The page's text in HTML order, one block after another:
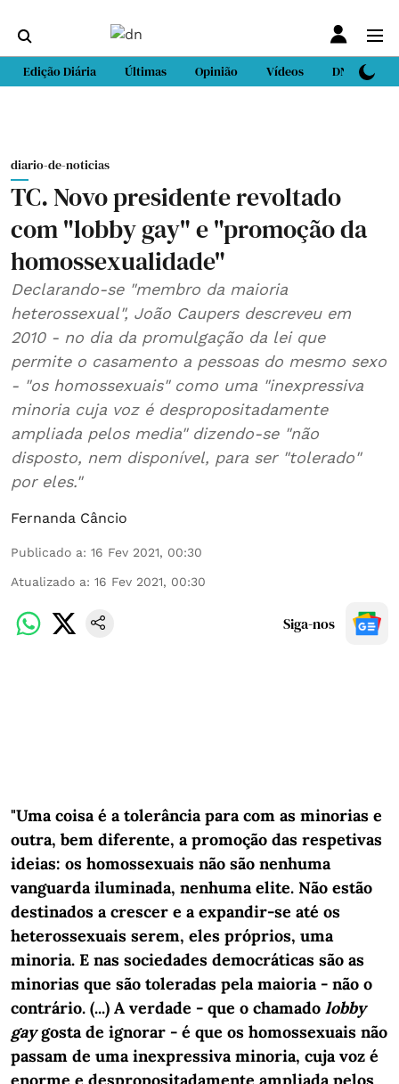
Edição Diária Últimas Opinião Vídeos DN Sport
diario-de-noticias
TC. Novo presidente revoltado
com "lobby gay" e "promoção da
homossexualidade"
Declarando-se "membro da maioria
heterossexual", João Caupers descreveu em
2010 - no dia da promulgação da lei que
permite o casamento a pessoas do mesmo sexo
- "os homossexuais" como uma "inexpressiva
minoria cuja voz é despropositadamente
ampliada pelos media" dizendo-se "não
disposto, nem disponível, para ser "tolerado"
por eles."
Fernanda Câncio
Publicado a: 16 Fev 2021, 00:30
Atualizado a: 16 Fev 2021, 00:30
Siga-nos
"Uma coisa é a tolerância para com as minorias e
outra, bem diferente, a promoção das respetivas
ideias: os homossexuais não são nenhuma
vanguarda iluminada, nenhuma elite. Não estão
destinados a crescer e a expandir-se até os
heterossexuais serem, eles próprios, uma
minoria. E nas sociedades democráticas são as
minorias que são toleradas pela maioria - não o
contrário. (...) A verdade - que o chamado lobby
gaygosta de ignorar - é que os homossexuais não
passam de uma inexpressiva minoria, cuja voz é